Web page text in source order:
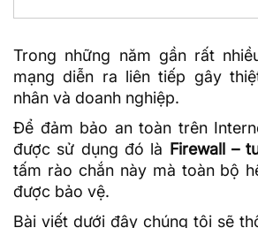
Trong những năm gần rất
mạng diễn ra liên tiếp gây
nhân và doanh nghiệp.
Để đảm bảo an toàn trên
được sử dụng đó là Firewall –
tấm rào chắn này mà toàn bộ
được bảo vệ.
Bài viết dưới đây chúng tôi sẽ